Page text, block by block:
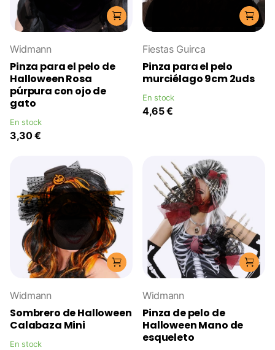
Widmann
Pinza para el pelo de
Halloween Rosa
púrpura con ojo de
gato
En stock
3,30 €
Fiestas Guirca
Pinza para el pelo
murciélago 9cm 2uds
En stock
4,65 €
Widmann
Sombrero de Halloween
Calabaza Mini
En stock
Widmann
Pinza de pelo de
Halloween Mano de
esqueleto